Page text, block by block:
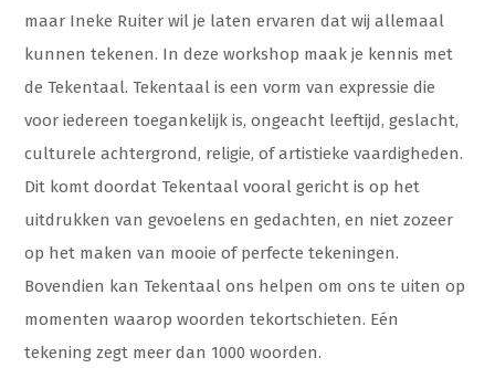
maar Ineke Ruiter wil je laten ervaren dat wij allemaal
kunnen tekenen. In deze workshop maak je kennis met
de Tekentaal. Tekentaal is een vorm van expressie die
voor iedereen toegankelijk is, ongeacht leeftijd, geslacht,
culturele achtergrond, religie, of artistieke vaardigheden.
Dit komt doordat Tekentaal vooral gericht is op het
uitdrukken van gevoelens en gedachten, en niet zozeer
op het maken van mooie of perfecte tekeningen.
Bovendien kan Tekentaal ons helpen om ons te uiten op
momenten waarop woorden tekortschieten. Eén
tekening zegt meer dan 1000 woorden.